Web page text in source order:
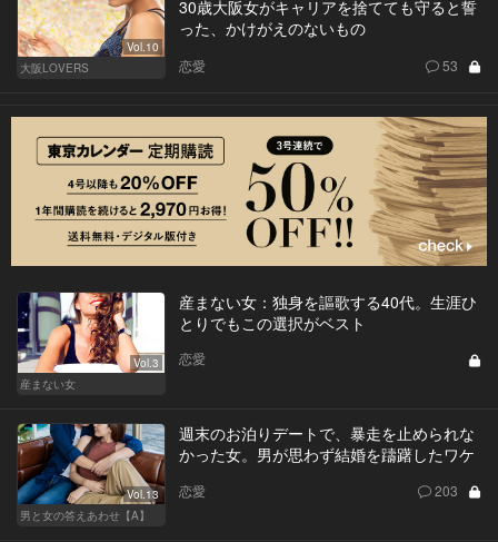
Vol.10
大阪LOVERS
30歳大阪女がキャリアを捨てても守ると誓
った、かけがえのないもの
恋愛 53
Vol.3
産まない女
産まない女：独身を謳歌する40代。生涯ひ
とりでもこの選択がベスト
恋愛
Vol.13
男と女の答えあわせ【A】
週末のお泊りデートで、暴走を止められな
かった女。男が思わず結婚を躊躇したワケ
恋愛 203